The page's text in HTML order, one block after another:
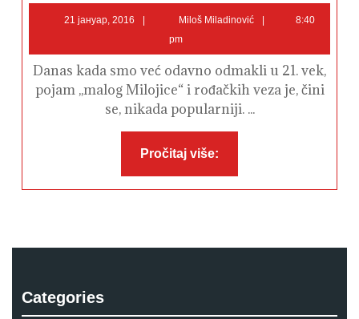
odradi
posao
21 јануар, 2016
2016
Miloš Miladinović
8:40
pm
Danas kada smo već odavno odmakli u 21. vek,
pojam ,,malog Milojice“ i rođačkih veza je, čini
se, nikada popularniji. ...
Pročitaj više:
Categories